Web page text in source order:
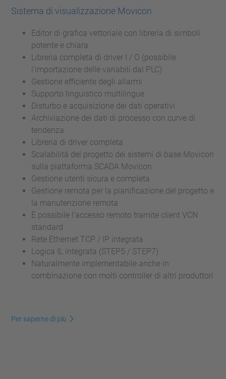
Sistema di visualizzazione Movicon
Editor di grafica vettoriale con libreria di simboli
potente e chiara
Libreria completa di driver I / O (possibile
l'importazione delle variabili dal PLC)
Gestione efficiente degli allarmi
Supporto linguistico multilingue
Disturbo e acquisizione dei dati operativi
Archiviazione dei dati di processo con curve di
tendenza
Libreria di driver completa
Scalabilità del progetto dei sistemi di base Movicon
sulla piattaforma SCADA Movicon
Gestione utenti sicura e completa
Gestione remota per la pianificazione del progetto e
la manutenzione remota
È possibile l'accesso remoto tramite client VCN
standard
Rete Ethernet TCP / IP integrata
Logica IL integrata (STEP5 / STEP7)
Naturalmente implementabile anche in
combinazione con molti controller di altri produttori
Per saperne di più